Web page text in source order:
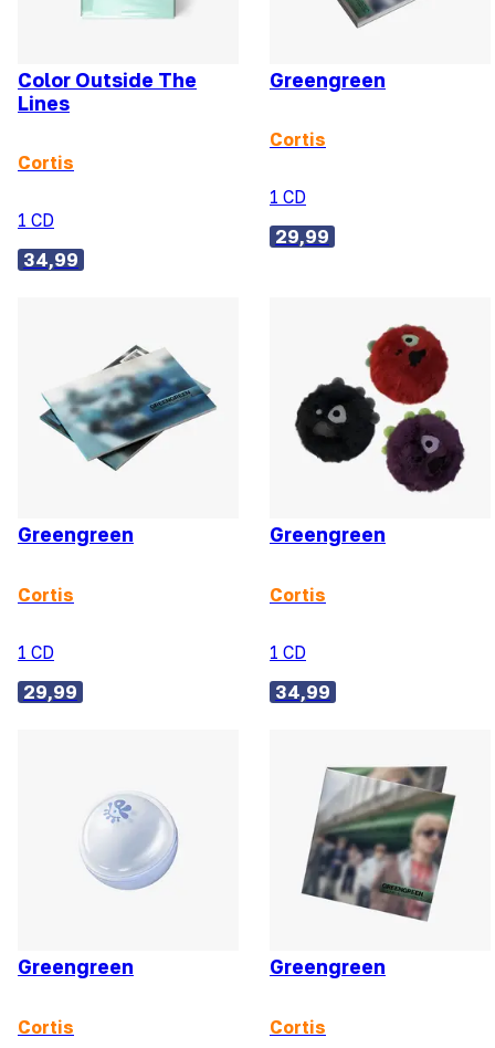
Color Outside The
Lines
Cortis
1 CD
34,99
Greengreen
Cortis
1 CD
29,99
Greengreen
Cortis
1 CD
29,99
Greengreen
Cortis
1 CD
34,99
Greengreen
Cortis
Greengreen
Cortis